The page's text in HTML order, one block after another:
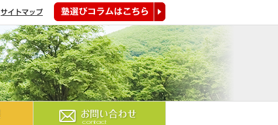
サイトマップ
塾選びコラムはこちら